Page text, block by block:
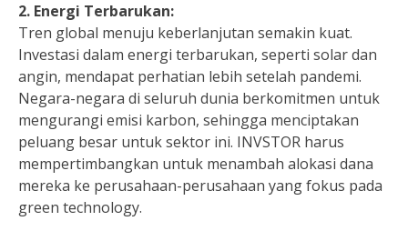
2. Energi Terbarukan:
Tren global menuju keberlanjutan semakin kuat.
Investasi dalam energi terbarukan, seperti solar dan
angin, mendapat perhatian lebih setelah pandemi.
Negara-negara di seluruh dunia berkomitmen untuk
mengurangi emisi karbon, sehingga menciptakan
peluang besar untuk sektor ini. INVSTOR harus
mempertimbangkan untuk menambah alokasi dana
mereka ke perusahaan-perusahaan yang fokus pada
green technology.